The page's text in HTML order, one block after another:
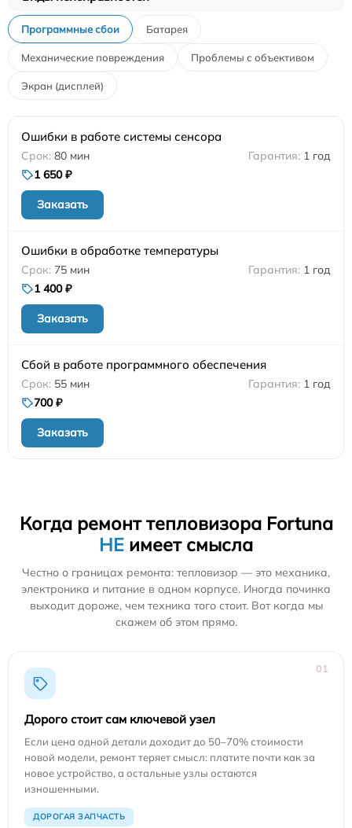
Программные сбои Батарея
Механические повреждения Проблемы с объективом
Экран (дисплей)
Ошибки в работе системы сенсора
80 мин
1 год
1 650 ₽
Заказать
Ошибки в обработке температуры
75 мин
1 год
1 400 ₽
Заказать
Сбой в работе программного обеспечения
55 мин
1 год
700 ₽
Заказать
Когда ремонт тепловизора Fortuna
НЕ имеет смысла
Честно о границах ремонта: тепловизор — это механика,
электроника и питание в одном корпусе. Иногда починка
выходит дороже, чем техника того стоит. Вот когда мы
скажем об этом прямо.
01
Дорого стоит сам ключевой узел
Если цена одной детали доходит до 50–70% стоимости
новой модели, ремонт теряет смысл: платите почти как за
новое устройство, а остальные узлы остаются
изношенными.
ДОРОГАЯ ЗАПЧАСТЬ